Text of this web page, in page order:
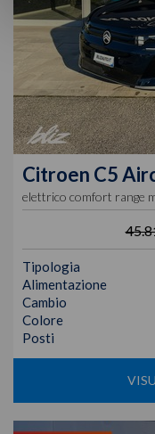
Citroen C5
elettrico comfort range
Tipologia
Alimentazione
Cambio
Colore
Posti